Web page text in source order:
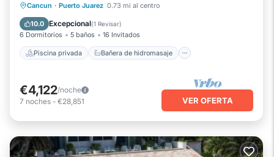
Cancun · Puerto Juarez 0.73 mi al centro
10.0 Excepcional(1 Revisar)
6 Dormitorios 5 baños 16 Invitados
Piscina privada Bañera de hidromasaje
Piscina privada
Bañera de hidromasaje
Piscina
Vista al mar
€4,122/noche
7 noches - €28,851 VER OFERTA